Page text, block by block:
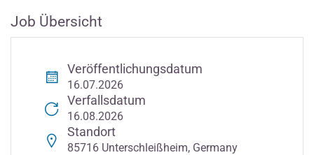
Job Übersicht
Veröffentlichungsdatum
16.07.2026
Verfallsdatum
16.08.2026
Standort
85716 Unterschleißheim, Germany